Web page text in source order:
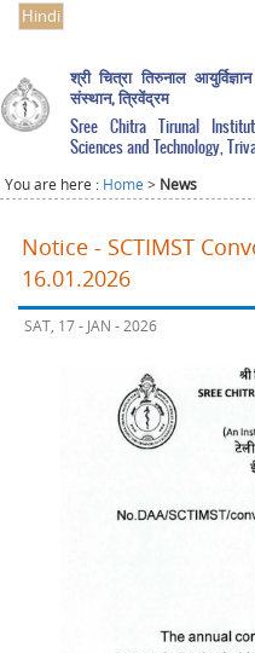
Hindi
श्री चित्रा तिरुनाल
संस्थान, त्रिवेंद्रम
Sree Chitra Tirunal
Sciences and Technology,
You are here : Home > News
Notice - SCTIMST
16.01.2026
SAT, 17 - JAN - 2026